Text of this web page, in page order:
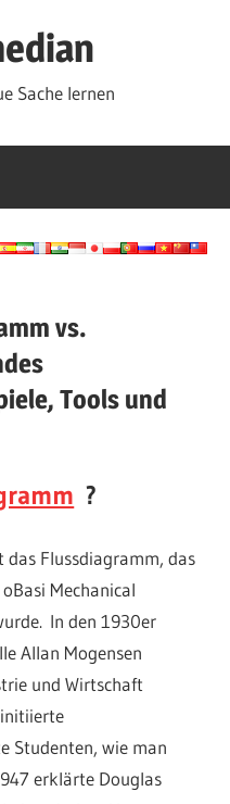
Sache lernen
vs.
Tools und
?
Flussdiagramm, das
Mechanical
In den 1930er
Allan Mogensen
und Wirtschaft
Studenten, wie man
erklärte Douglas